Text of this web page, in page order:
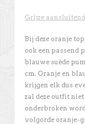
Grijze
Bij deze oranje
ook een passend
blauwe suède
cm. Oranje en
krijgen elk dus
zal deze outfit
onderbroken
volgorde oranje-